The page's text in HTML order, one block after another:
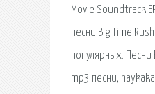
Movie Soundtrack
песни Big Time
популярных. Песни
mp3 песни,